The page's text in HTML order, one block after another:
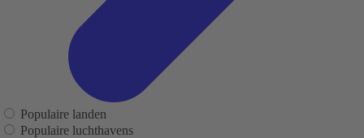
Populaire landen
Populaire luchthavens